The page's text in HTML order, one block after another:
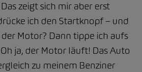
zeigt sich mir aber erst
ich den Startknopf – und
Motor? Dann tippe ich aufs
ja, der Motor läuft! Das Auto
zu meinem Benziner